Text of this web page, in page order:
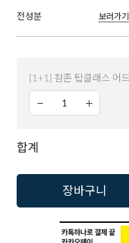
전성분 보러가기
합계
장바구니